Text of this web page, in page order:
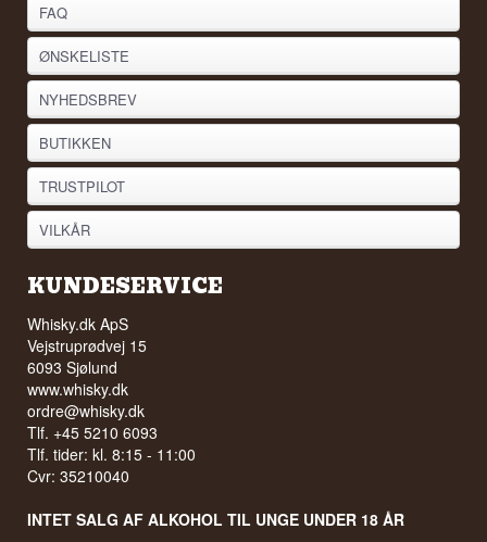
FAQ
ØNSKELISTE
NYHEDSBREV
BUTIKKEN
TRUSTPILOT
VILKÅR
KUNDESERVICE
Whisky.dk ApS
Vejstruprødvej 15
6093 Sjølund
www.whisky.dk
ordre@whisky.dk
Tlf. +45 5210 6093
Tlf. tider: kl. 8:15 - 11:00
Cvr: 35210040
INTET SALG AF ALKOHOL TIL UNGE UNDER 18 ÅR